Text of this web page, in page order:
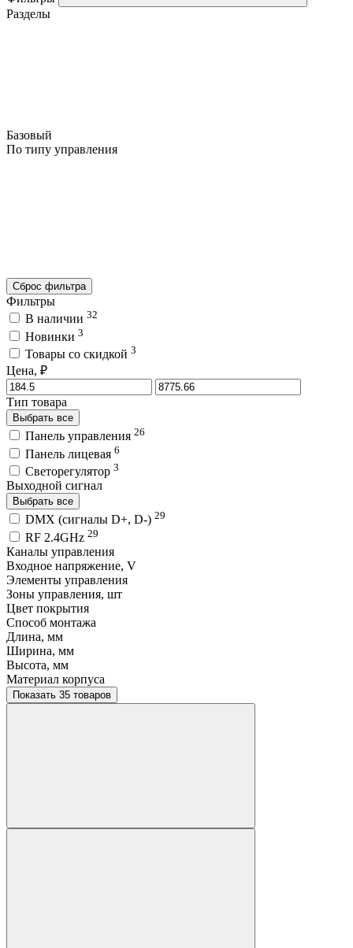
Разделы
Базовый
По типу управления
Сброс фильтра
Фильтры
В наличии 32
Новинки 3
Товары со скидкой 3
Цена, ₽
Тип товара
Выбрать все
Панель управления 26
Панель лицевая 6
Светорегулятор 3
Выходной сигнал
Выбрать все
DMX (сигналы D+, D-) 29
RF 2.4GHz 29
Каналы управления
Входное напряжение, V
Элементы управления
Зоны управления, шт
Цвет покрытия
Способ монтажа
Длина, мм
Ширина, мм
Высота, мм
Материал корпуса
Показать 35 товаров